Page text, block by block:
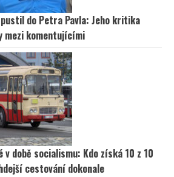
do Petra Pavla: Jeho kritika
mezi komentujícími
v době socialismu: Kdo získá 10 z 10
cestování dokonale